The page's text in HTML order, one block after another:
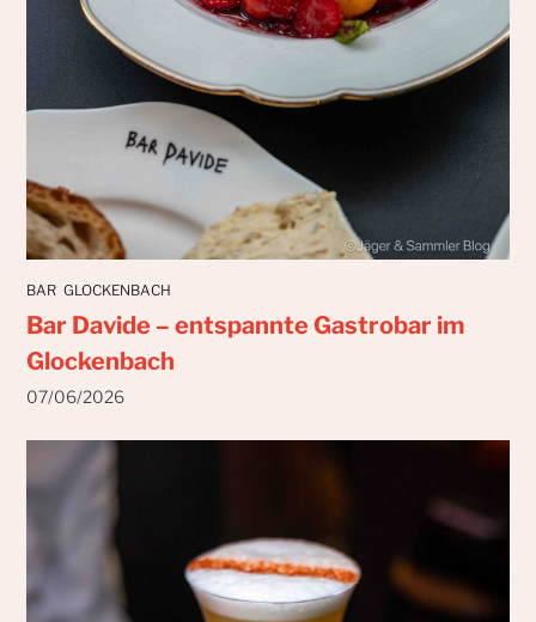
BAR GLOCKENBACH
Bar Davide – entspannte Gastrobar im
Glockenbach
07/06/2026